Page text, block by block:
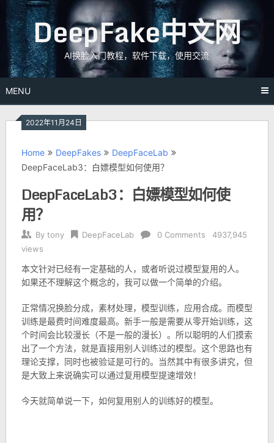
Skip
to
content DeepFake中文网
AI换脸入门教程，软件下载，使用交流
MENU
2022年11月24日
Home DeepFakes
DeepFaceLab
DeepFaceLab3：白嫖模型如何使用？
DeepFaceLab3：白嫖模型如何使
用？
By tony DeepFaceLab 0 Comments
4937,945
views
本文针对已经有一定基础的人，或者听说过模型复用的人。
如果还不理解这个概念的，我可以做一个简单的介绍。
正常情况换脸分成，素材处理，模型训练，应用合成。而模型
训练是最费时间难度最高。新手一般是需要从零开始训练，这
个时间会比较漫长（不是一般的漫长）。所以聪明的人们摸索
出了一个方法，就是直接用别人训练过的模型。这个思路也有
理论支撑，同时也被验证是可行的。当然其中有很多讲究，但
是大致上来说确实可以通过复用模型提速增效！
今天就简单说一下，如何复用别人的训练好的模型。